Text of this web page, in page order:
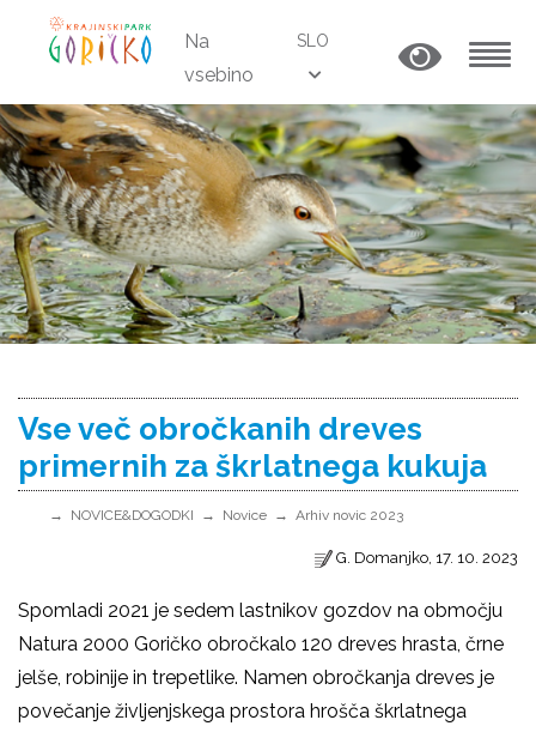
Na
vsebino
SLO
Vse več obročkanih dreves
primernih za škrlatnega kukuja
NOVICE&DOGODKI Novice Arhiv novic 2023
G. Domanjko, 17. 10. 2023
Spomladi 2021 je sedem lastnikov gozdov na območju
Natura 2000 Goričko obročkalo 120 dreves hrasta, črne
jelše, robinije in trepetlike. Namen obročkanja dreves je
povečanje življenjskega prostora hrošča škrlatnega